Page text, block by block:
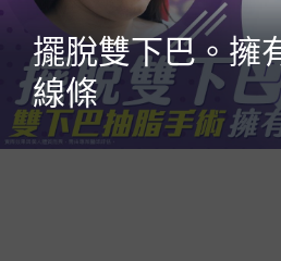
擺脫雙下巴。擁
線條